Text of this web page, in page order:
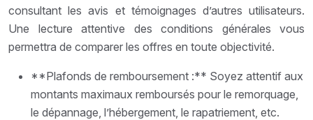
consultant les avis et témoignages d’autres utilisateurs.
Une lecture attentive des conditions générales vous
permettra de comparer les offres en toute objectivité.
**Plafonds de remboursement :** Soyez attentif aux
montants maximaux remboursés pour le remorquage,
le dépannage, l’hébergement, le rapatriement, etc.